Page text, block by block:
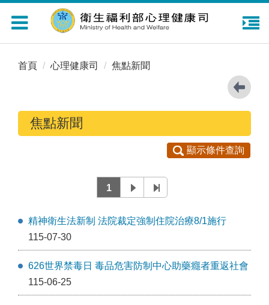
Toggle
navigation
首頁 心理健康司 焦點新聞
焦點新聞
顯示條件查詢
1
精神衛生法新制 法院裁定強制住院治療8/1施行
115-07-30
626世界禁毒日 毒品危害防制中心助藥癮者重返社會
115-06-25